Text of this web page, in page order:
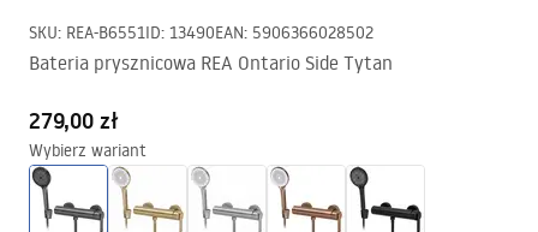
SKU: REA-B6551ID: 13490EAN: 5906366028502
Bateria prysznicowa REA Ontario Side Tytan
279,00 zł
Wybierz wariant